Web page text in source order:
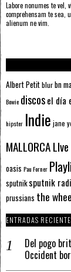
Labore nonumes te
comprehensam te sea,
alienum ne vim.
Albert Petitblurbn
Bowie discosel día
hipster Indie jane
MALLORCA
oasis Pau Forner
sputnik sputnik
prussians the
ENTRADAS
Del pogo
Occident